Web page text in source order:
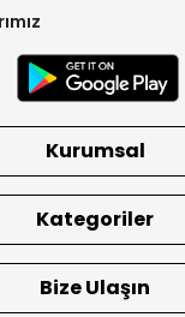
Kurumsal
Kategoriler
Bize Ulaşın